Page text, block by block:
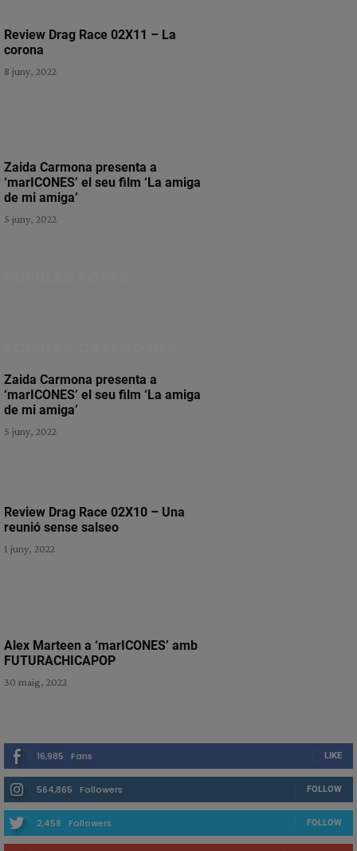
Review Drag Race 02X11 – La
corona
8 juny, 2022
Zaida Carmona presenta a
‘marICONES’ el seu film ‘La amiga
de mi amiga’
5 juny, 2022
Zaida Carmona presenta a
‘marICONES’ el seu film ‘La amiga
de mi amiga’
5 juny, 2022
Review Drag Race 02X10 – Una
reunió sense salseo
1 juny, 2022
Alex Marteen a ‘marICONES’ amb
FUTURACHICAPOP
30 maig, 2022
16,985 Fans LIKE
564,865 Followers FOLLOW
2,458 Followers FOLLOW